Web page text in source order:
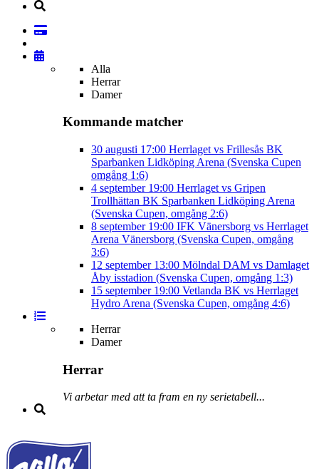
Alla
Herrar
Damer
Kommande matcher
30 augusti 17:00 Herrlaget vs Frillesås BK
Sparbanken Lidköping Arena (Svenska Cupen
omgång 1:6)
4 september 19:00 Herrlaget vs Gripen
Trollhättan BK Sparbanken Lidköping Arena
(Svenska Cupen, omgång 2:6)
8 september 19:00 IFK Vänersborg vs Herrlaget
Arena Vänersborg (Svenska Cupen, omgång
3:6)
12 september 13:00 Mölndal DAM vs Damlaget
Åby isstadion (Svenska Cupen, omgång 1:3)
15 september 19:00 Vetlanda BK vs Herrlaget
Hydro Arena (Svenska Cupen, omgång 4:6)
Herrar
Damer
Herrar
Vi arbetar med att ta fram en ny serietabell...